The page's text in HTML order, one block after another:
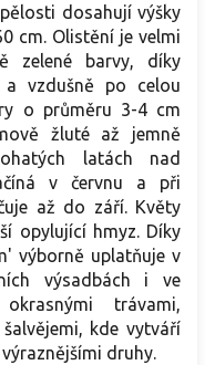
dosahují výšky
cm. Olistění je velmi
zelené barvy, díky
vzdušně po celou
o průměru 3-4 cm
žluté až jemně
latách nad
v červnu a při
až do září. Květy
opylující hmyz. Díky
výborně uplatňuje v
výsadbách i ve
trávami,
kde vytváří
druhy.